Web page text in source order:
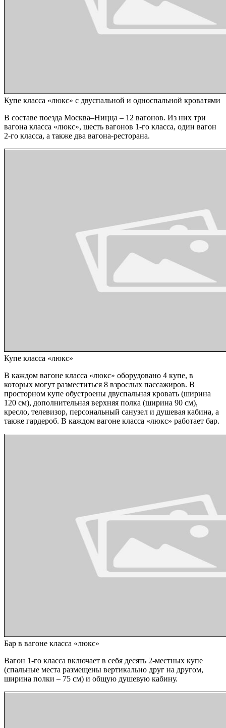
Купе класса «люкс» с двуспальной и односпальной кроватями
В составе поезда Москва–Ницца – 12 вагонов. Из них три
вагона класса «люкс», шесть вагонов 1-го класса, один вагон
2-го класса, а также два вагона-ресторана.
Купе класса «люкс»
В каждом вагоне класса «люкс» оборудовано 4 купе, в
которых могут разместиться 8 взрослых пассажиров. В
просторном купе обустроены двуспальная кровать (ширина
120 см), дополнительная верхняя полка (ширина 90 см),
кресло, телевизор, персональный санузел и душевая кабина, а
также гардероб. В каждом вагоне класса «люкс» работает бар.
Бар в вагоне класса «люкс»
Вагон 1-го класса включает в себя десять 2-местных купе
(спальные места размещены вертикально друг на другом,
ширина полки – 75 см) и общую душевую кабину.